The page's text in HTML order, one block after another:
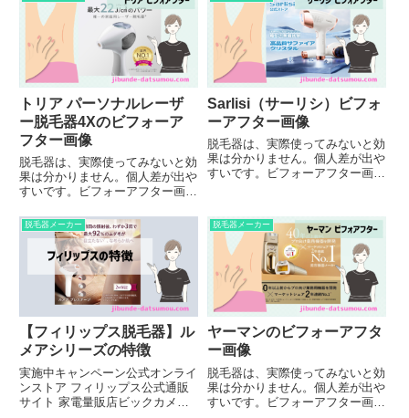
トリア パーソナルレーザ
ー脱毛器4Xのビフォーア
フター画像
脱毛器は、実際使ってみないと効
果は分かりません。個人差が出や
すいです。ビフォーアフター画像
ので、も併せて参考にしてくださ
い。トリアの詳細情報はこちら。
超ハイパワー「22J/㎠」トリア
は、家庭用脱毛器の中で唯一の...
Sarlisi（サーリシ）ビフォ
ーアフター画像
脱毛器は、実際使ってみないと効
果は分かりません。個人差が出や
すいです。ビフォーアフター画像
い。Sarlisi（サーリシ）照射パワ
ー「5.1J/㎠」ジュール数は「J/
㎠」に直すと5....
脱毛器メーカー
【フィリップス脱毛器】ル
メアシリーズの特徴
実施中キャンペーン公式オンライ
ンストア フィリップス公式通販
サイト 家電量販店ビックカメラ/
脱毛器メーカー
ヤーマンのビフォーアフタ
ー画像
脱毛器は、実際使ってみないと効
果は分かりません。個人差が出や
すいです。ビフォーアフター画像